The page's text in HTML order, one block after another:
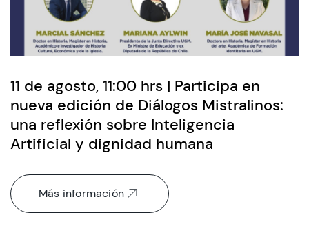
11 de agosto, 11:00 hrs | Participa en
nueva edición de Diálogos Mistralinos:
una reflexión sobre Inteligencia
Artificial y dignidad humana
Más información